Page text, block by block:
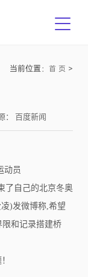
当前位置： 首 页 >
： 百度新闻
动员
了自己的北京冬奥
)发微博称,希望
和记录搭建桥